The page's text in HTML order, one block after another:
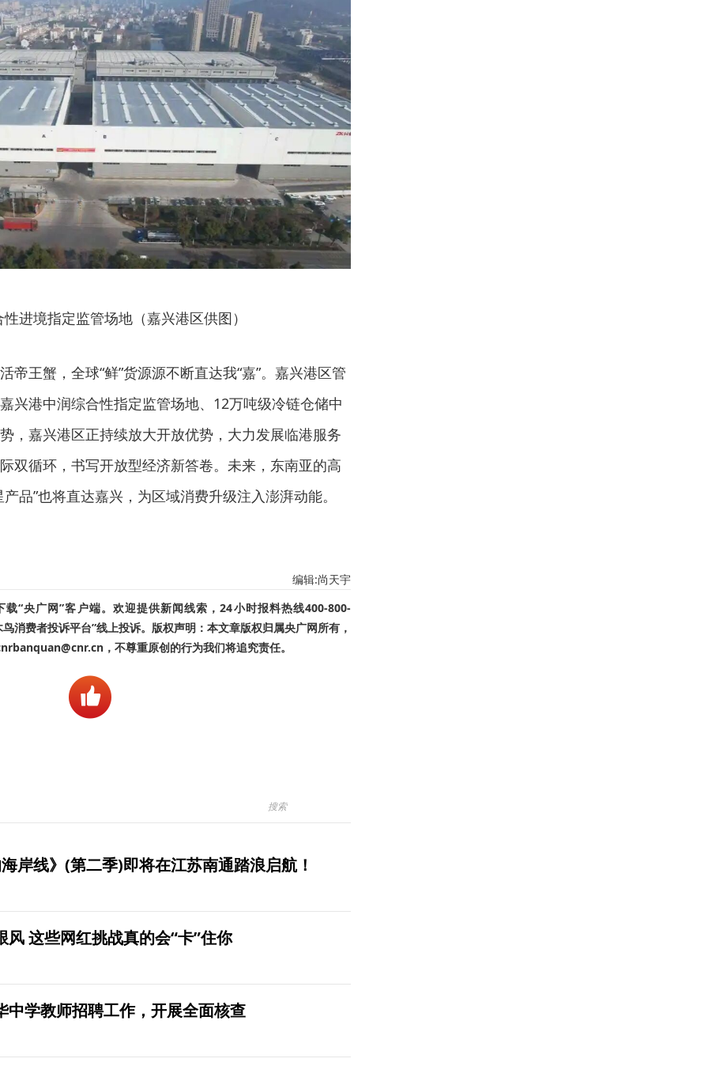
进境指定监管场地（嘉兴港区供图）
帝王蟹，全球“鲜”货源源不断直达我“嘉”。嘉兴港区管
兴港中润综合性指定监管场地、12万吨级冷链仓储中
，嘉兴港区正持续放大开放优势，大力发展临港服务
双循环，书写开放型经济新答卷。未来，东南亚的高
品”也将直达嘉兴，为区域消费升级注入澎湃动能。
编辑:尚天宇
“央广网”客户端。欢迎提供新闻线索，24小时报料热线400-800-
消费者投诉平台”线上投诉。版权声明：本文章版权归属央广网所有，
，不尊重原创的行为我们将追究责任。
岸线》(第二季)即将在江苏南通踏浪启航！
这些网红挑战真的会“卡”住你
中学教师招聘工作，开展全面核查